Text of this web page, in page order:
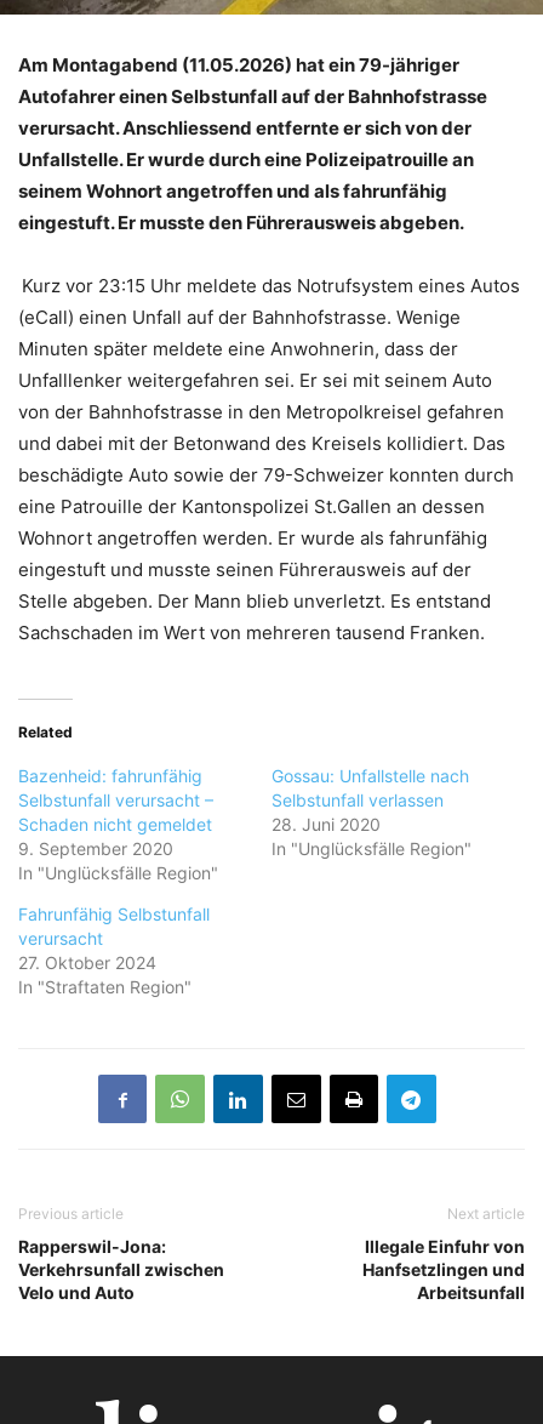
Am Montagabend (11.05.2026) hat ein 79-jähriger
Autofahrer einen Selbstunfall auf der Bahnhofstrasse
verursacht. Anschliessend entfernte er sich von der
Unfallstelle. Er wurde durch eine Polizeipatrouille an
seinem Wohnort angetroffen und als fahrunfähig
eingestuft. Er musste den Führerausweis abgeben.
Kurz vor 23:15 Uhr meldete das Notrufsystem eines Autos
(eCall) einen Unfall auf der Bahnhofstrasse. Wenige
Minuten später meldete eine Anwohnerin, dass der
Unfalllenker weitergefahren sei. Er sei mit seinem Auto
von der Bahnhofstrasse in den Metropolkreisel gefahren
und dabei mit der Betonwand des Kreisels kollidiert. Das
beschädigte Auto sowie der 79-Schweizer konnten durch
eine Patrouille der Kantonspolizei St.Gallen an dessen
Wohnort angetroffen werden. Er wurde als fahrunfähig
eingestuft und musste seinen Führerausweis auf der
Stelle abgeben. Der Mann blieb unverletzt. Es entstand
Sachschaden im Wert von mehreren tausend Franken.
Related
Bazenheid: fahrunfähig
Selbstunfall verursacht –
Schaden nicht gemeldet
9. September 2020
In "Unglücksfälle Region"
Gossau: Unfallstelle nach
Selbstunfall verlassen
28. Juni 2020
In "Unglücksfälle Region"
Fahrunfähig Selbstunfall
verursacht
27. Oktober 2024
In "Straftaten Region"
Previous article
Rapperswil-Jona:
Verkehrsunfall zwischen
Velo und Auto
Next article
Illegale Einfuhr von
Hanfsetzlingen und
Arbeitsunfall